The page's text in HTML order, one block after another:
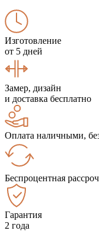
Изготовление
от 5 дней
Замер, дизайн
и доставка бесплатно
Оплата наличными,
Беспроцентная
Гарантия
2 года